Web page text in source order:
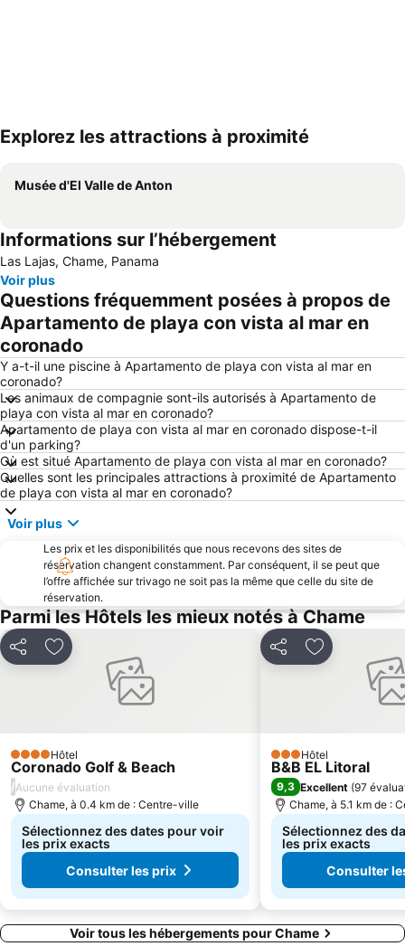
Explorez les attractions à proximité
Musée d'El Valle de Anton
Informations sur l’hébergement
Las Lajas, Chame, Panama
Voir plus
Questions fréquemment posées à propos de
Apartamento de playa con vista al mar en
coronado
Y a-t-il une piscine à Apartamento de playa con vista al mar en
coronado?
Les animaux de compagnie sont-ils autorisés à Apartamento de
playa con vista al mar en coronado?
Apartamento de playa con vista al mar en coronado dispose-t-il
d'un parking?
Où est situé Apartamento de playa con vista al mar en coronado?
Quelles sont les principales attractions à proximité de Apartamento
de playa con vista al mar en coronado?
Voir plus
Les prix et les disponibilités que nous recevons des sites de
réservation changent constamment. Par conséquent, il se peut que
l’offre affichée sur trivago ne soit pas la même que celle du site de
réservation.
Parmi les Hôtels les mieux notés à Chame
PartagerAjouter à mes favoris
4 ÉtoilesHôtel
Coronado Golf & Beach
/Aucune évaluation
Chame, à 0.4 km de : Centre-ville
Sélectionnez des dates pour voir
les prix exacts
Consulter les prix
PartagerAjouter à
3 Étoiles
Hôtel
B&B EL Litoral
9,3 Excellent (97
Chame, à 5.1 km de :
Sélectionnez des
les prix exacts
Consulter
Voir tous les hébergements pour Chame